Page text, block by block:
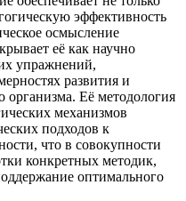
эффективность
осмысление
её как научно
упражнений,
развития и
организма. Её методология
механизмов
подходов к
что в совокупности
конкретных методик,
оптимального